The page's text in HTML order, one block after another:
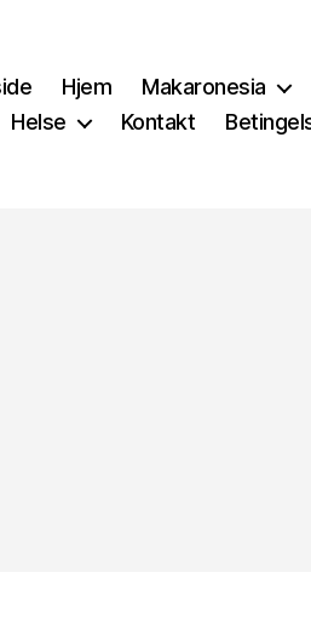
Hjem Makaronesia
Helse
Kontakt